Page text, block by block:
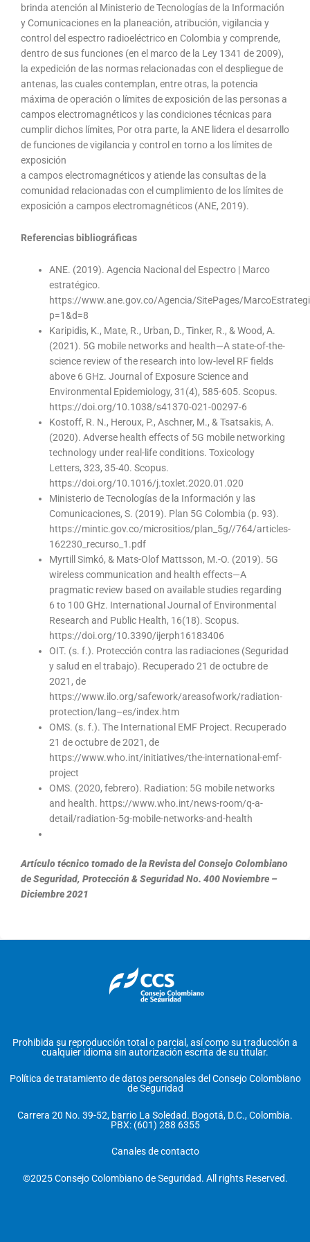
brinda atención al Ministerio de Tecnologías de la Información
y Comunicaciones en la planeación, atribución, vigilancia y
control del espectro radioeléctrico en Colombia y comprende,
dentro de sus funciones (en el marco de la Ley 1341 de 2009),
la expedición de las normas relacionadas con el despliegue de
antenas, las cuales contemplan, entre otras, la potencia
máxima de operación o límites de exposición de las personas a
campos electromagnéticos y las condiciones técnicas para
cumplir dichos límites, Por otra parte, la ANE lidera el desarrollo
de funciones de vigilancia y control en torno a los límites de
exposición
a campos electromagnéticos y atiende las consultas de la
comunidad relacionadas con el cumplimiento de los límites de
exposición a campos electromagnéticos (ANE, 2019).
Referencias bibliográficas
ANE. (2019). Agencia Nacional del Espectro | Marco
estratégico.
https://www.ane.gov.co/Agencia/SitePages/
p=1&d=8
Karipidis, K., Mate, R., Urban, D., Tinker, R., & Wood, A.
(2021). 5G mobile networks and health—A state-of-the-
science review of the research into low-level RF fields
above 6 GHz. Journal of Exposure Science and
Environmental Epidemiology, 31(4), 585-605. Scopus.
https://doi.org/10.1038/s41370-021-00297-6
Kostoff, R. N., Heroux, P., Aschner, M., & Tsatsakis, A.
(2020). Adverse health effects of 5G mobile networking
technology under real-life conditions. Toxicology
Letters, 323, 35-40. Scopus.
https://doi.org/10.1016/j.toxlet.2020.01.020
Ministerio de Tecnologías de la Información y las
Comunicaciones, S. (2019). Plan 5G Colombia (p. 93).
https://mintic.gov.co/micrositios/plan_5g//764/articles-
162230_recurso_1.pdf
Myrtill Simkó, & Mats-Olof Mattsson, M.-O. (2019). 5G
wireless communication and health effects—A
pragmatic review based on available studies regarding
6 to 100 GHz. International Journal of Environmental
Research and Public Health, 16(18). Scopus.
https://doi.org/10.3390/ijerph16183406
OIT. (s. f.). Protección contra las radiaciones (Seguridad
y salud en el trabajo). Recuperado 21 de octubre de
2021, de
https://www.ilo.org/safework/areasofwork/radiation-
protection/lang–es/index.htm
OMS. (s. f.). The International EMF Project. Recuperado
21 de octubre de 2021, de
https://www.who.int/initiatives/the-international-emf-
project
OMS. (2020, febrero). Radiation: 5G mobile networks
and health. https://www.who.int/news-room/q-a-
detail/radiation-5g-mobile-networks-and-health
Artículo técnico tomado de la Revista del Consejo Colombiano
de Seguridad, Protección & Seguridad No. 400 Noviembre –
Diciembre 2021
Prohibida su reproducción total o parcial, así como su traducción a
cualquier idioma sin autorización escrita de su titular.
Política de tratamiento de datos personales del Consejo Colombiano
de Seguridad
Carrera 20 No. 39-52, barrio La Soledad. Bogotá, D.C., Colombia.
PBX: (601) 288 6355
Canales de contacto
©2025 Consejo Colombiano de Seguridad. All rights Reserved.